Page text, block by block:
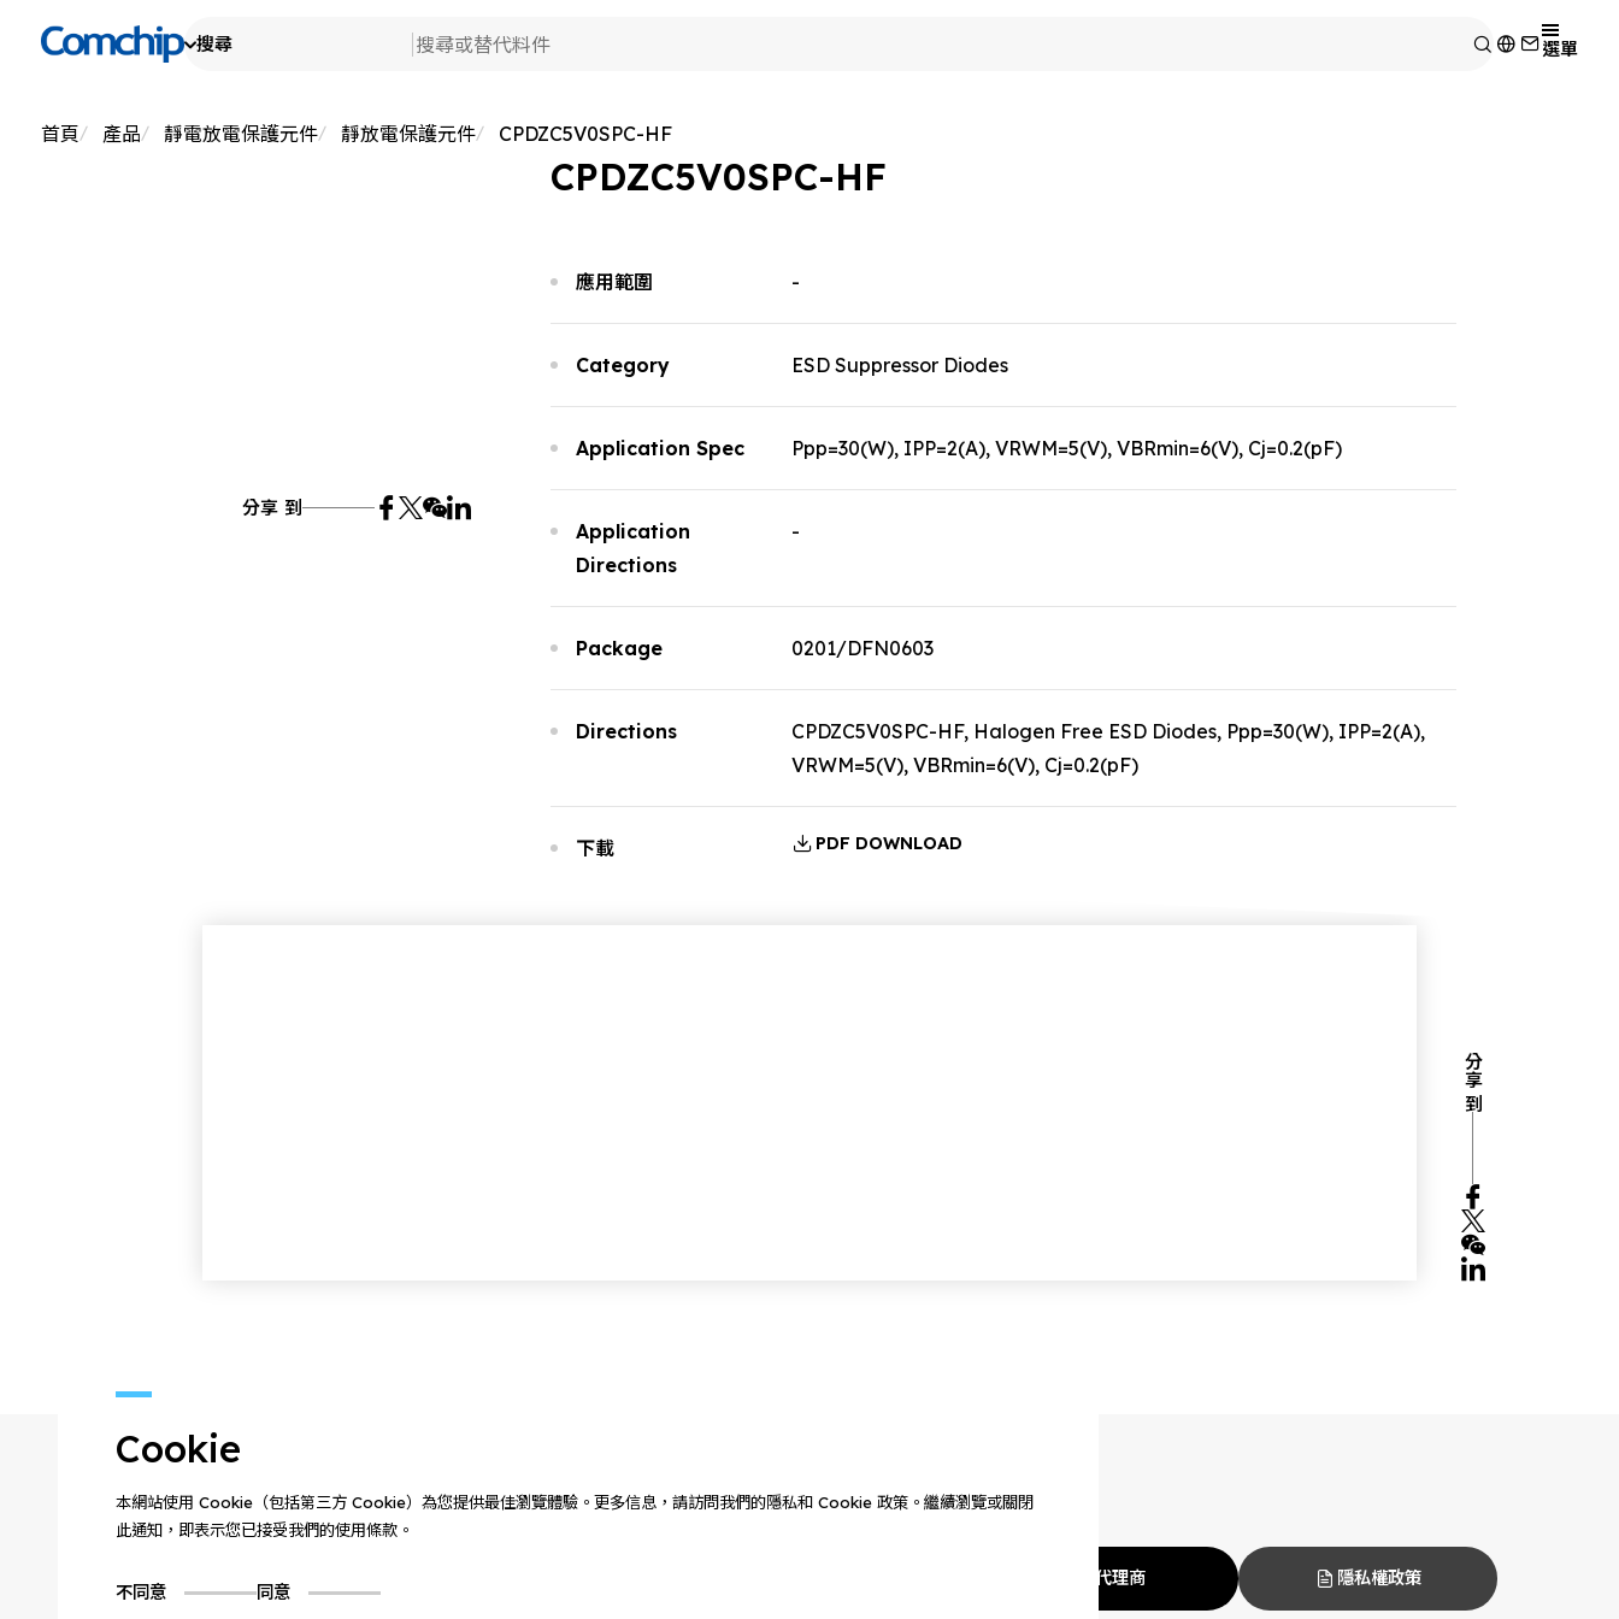
搜尋 選單
產品應用
檢視
車用電子
測試技術
關於典琦
典琦大事紀
代理商
新聞
公司新聞
產品新聞
公司活動
首頁 產品 靜電放電保護元件 靜放電保護元件 CPDZC5V0SPC-HF
分享 到
CPDZC5V0SPC-HF
應用範圍 -
Category ESD Suppressor Diodes
Application Spec Ppp=30(W), IPP=2(A), VRWM=5(V), VBRmin=6(V), Cj=0.2(pF)
Application
Directions
-
Package 0201/DFN0603
Directions
CPDZC5V0SPC-HF, Halogen Free ESD Diodes, Ppp=30(W), IPP=2(A),
VRWM=5(V), VBRmin=6(V), Cj=0.2(pF)
下載 PDF DOWNLOAD
分享 到
代理商 隱私權政策
Cookie
本網站使用 Cookie（包括第三方 Cookie）為您提供最佳瀏覽體驗。更多信息，請訪問我們的隱私和 Cookie 政策。繼續瀏覽或關閉
此通知，即表示您已接受我們的使用條款。
不同意 同意